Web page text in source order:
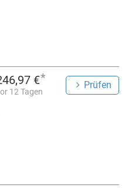
€*
12 Tagen
Prüfen